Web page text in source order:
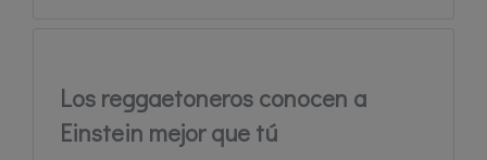
Los reggaetoneros conocen a
Einstein mejor que tú